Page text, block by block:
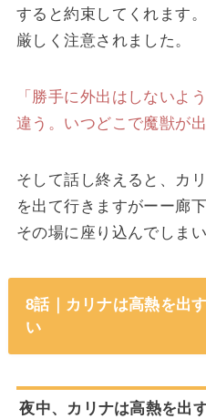
すると約束してくれます
厳しく注意されました。
「勝手に外出はしないよ
違う。いつどこで魔獣が
そして話し終えると、カ
を出て行きますがーー廊
その場に座り込んでしまい
8話｜カリナは高熱を出
い
夜中、カリナは高熱を出